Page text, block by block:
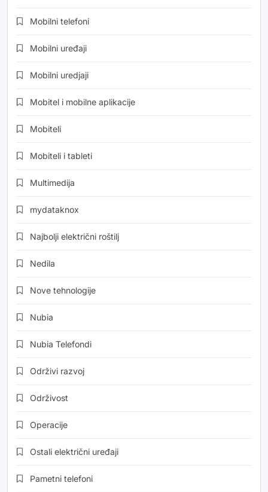
Mobilni telefoni
Mobilni uređaji
Mobilni uredjaji
Mobitel i mobilne aplikacije
Mobiteli
Mobiteli i tableti
Multimedija
mydataknox
Najbolji električni roštilj
Nedila
Nove tehnologije
Nubia
Nubia Telefondi
Održivi razvoj
Održivost
Operacije
Ostali električni uređaji
Pametni telefoni